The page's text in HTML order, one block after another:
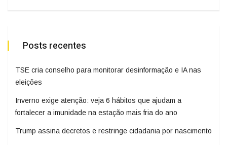
Posts recentes
TSE cria conselho para monitorar desinformação e IA nas
eleições
Inverno exige atenção: veja 6 hábitos que ajudam a
fortalecer a imunidade na estação mais fria do ano
Trump assina decretos e restringe cidadania por nascimento